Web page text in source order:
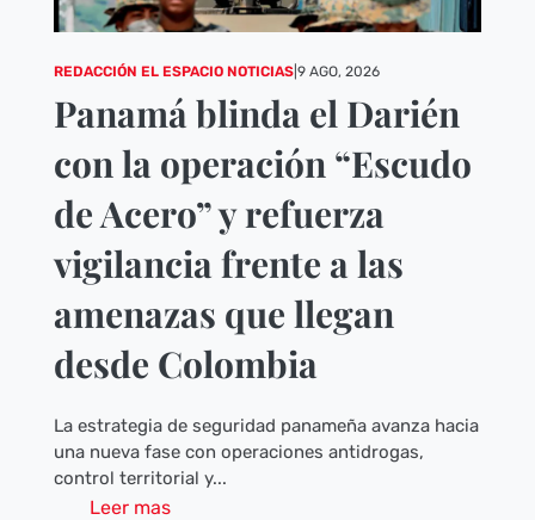
REDACCIÓN EL ESPACIO NOTICIAS| 9 AGO, 2026
Panamá blinda el Darién
con la operación “Escudo
de Acero” y refuerza
vigilancia frente a las
amenazas que llegan
desde Colombia
La estrategia de seguridad panameña avanza hacia
una nueva fase con operaciones antidrogas,
control territorial y...
Leer mas